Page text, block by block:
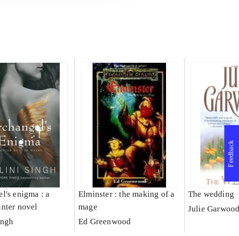
enigma : a
novel
Elminster : the making of a
mage
Ed Greenwood
The wedding
Julie
Feedback